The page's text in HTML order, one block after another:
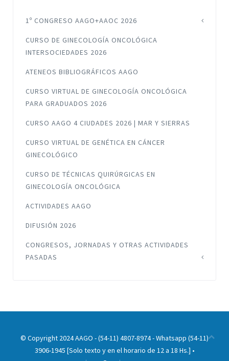
1º CONGRESO AAGO+AAOC 2026
CURSO DE GINECOLOGÍA ONCOLÓGICA
INTERSOCIEDADES 2026
ATENEOS BIBLIOGRÁFICOS AAGO
CURSO VIRTUAL DE GINECOLOGÍA ONCOLÓGICA
PARA GRADUADOS 2026
CURSO AAGO 4 CIUDADES 2026 | MAR Y SIERRAS
CURSO VIRTUAL DE GENÉTICA EN CÁNCER
GINECOLÓGICO
CURSO DE TÉCNICAS QUIRÚRGICAS EN
GINECOLOGÍA ONCOLÓGICA
ACTIVIDADES AAGO
DIFUSIÓN 2026
CONGRESOS, JORNADAS Y OTRAS ACTIVIDADES
PASADAS
© Copyright 2024 AAGO - (54-11) 4807-8974 - Whatsapp (54-11)
3906-1945 [Solo texto y en el horario de 12 a 18 Hs.] •